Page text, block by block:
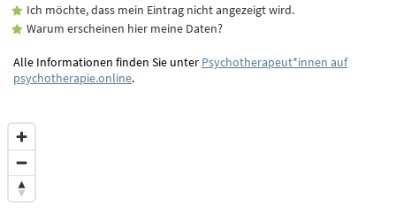
Ich möchte, dass mein Eintrag nicht angezeigt wird.
Warum erscheinen hier meine Daten?
Alle Informationen finden Sie unter Psychotherapeut*innen auf
psychotherapie.online.